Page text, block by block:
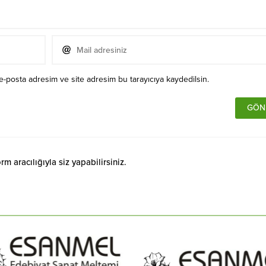
posta adresim ve site adresim bu tarayıcıya kaydedilsin.
aracılığıyla siz yapabilirsiniz.